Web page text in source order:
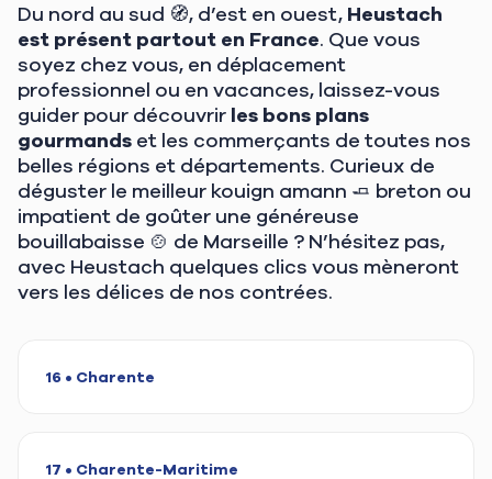
Du nord au sud 🧭, d’est en ouest, Heustach
est présent partout en France. Que vous
soyez chez vous, en déplacement
professionnel ou en vacances, laissez-vous
guider pour découvrir les bons plans
gourmands et les commerçants de toutes nos
belles régions et départements. Curieux de
déguster le meilleur kouign amann 🧈 breton ou
impatient de goûter une généreuse
bouillabaisse 🍲 de Marseille ? N’hésitez pas,
avec Heustach quelques clics vous mèneront
vers les délices de nos contrées.
16 • Charente
17 • Charente-Maritime